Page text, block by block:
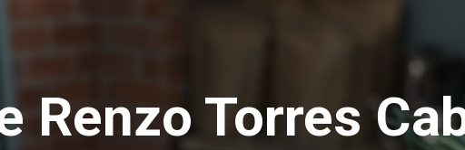
Renzo Torres